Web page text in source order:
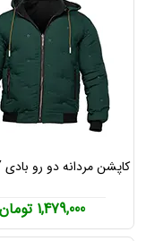
کاپشن مردانه دو رو بادی BNLGIEY
1,479,000 تومان